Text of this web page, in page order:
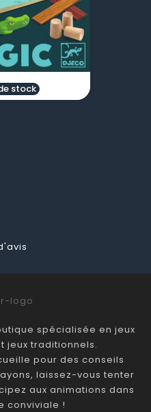
stock
spécialisée en jeux
jeux traditionnels.
pour des conseils
laissez-vous tenter
aux animations dans
conviviale !